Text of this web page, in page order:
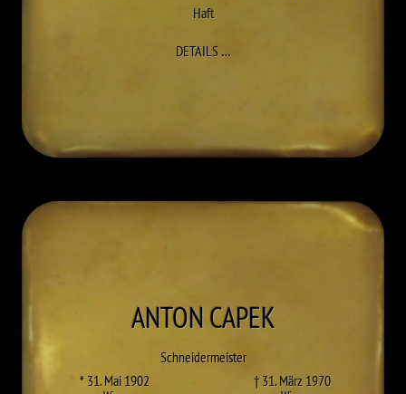
Haft
DETAILS…ZU OSKAR BOURCARD
ANTONCAPEK
Schneidermeister
* 31. Mai 1902
† 31. März 1970